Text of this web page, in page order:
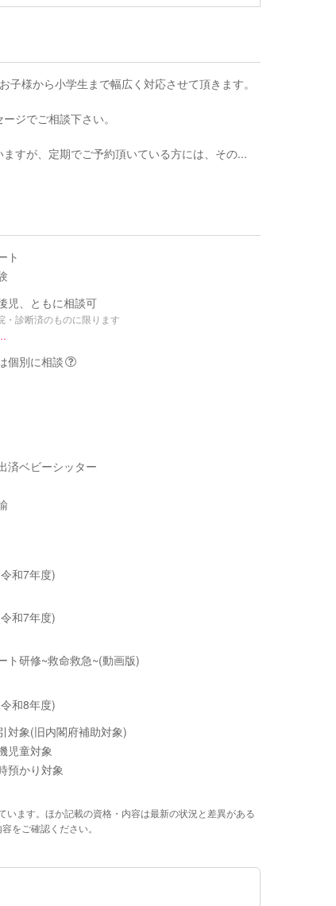
子様から小学生まで幅広く対応させて頂きます。
ジでご相談下さい。
すが、定期でご予約頂いている方には、その...
ト
児、ともに相談可
・診断済のものに限ります
個別に相談
済ベビーシッター
和7年度)
和7年度)
ト研修~救命救急~(動画版)
和8年度)
対象(旧内閣府補助対象)
児童対象
預かり対象
ます。ほか記載の資格・内容は最新の状況と差異がある
をご確認ください。